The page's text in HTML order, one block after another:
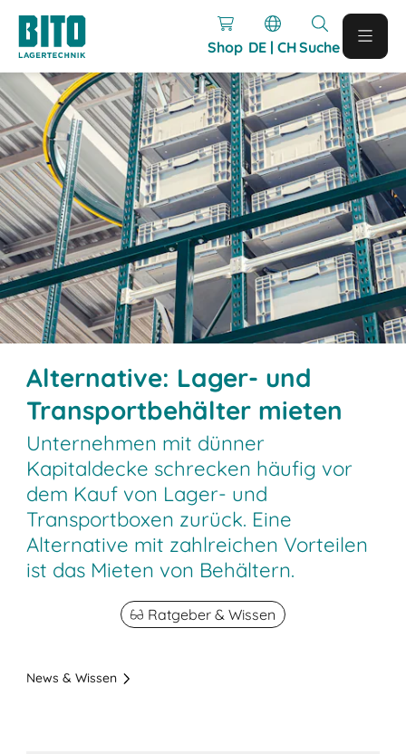
Shop DE | CHSuche
Alternative: Lager- und
Transportbehälter mieten
Unternehmen mit dünner
Kapitaldecke schrecken häufig vor
dem Kauf von Lager- und
Transportboxen zurück. Eine
Alternative mit zahlreichen Vorteilen
ist das Mieten von Behältern.
Ratgeber & Wissen
News & Wissen